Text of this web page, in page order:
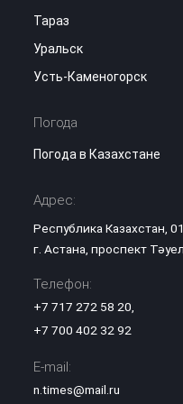
Тараз
Уральск
Усть-Каменогорск
Погода
Погода в Казахстане
Адрес:
Республика Казахстан,
г. Астана, проспект
Телефон:
+7 717 272 58 20,
+7 700 402 32 92
E-mail:
n.times@mail.ru